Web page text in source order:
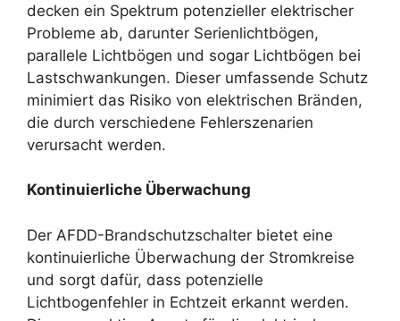
decken ein Spektrum potenzieller elektrischer
Probleme ab, darunter Serienlichtbögen,
parallele Lichtbögen und sogar Lichtbögen bei
Lastschwankungen. Dieser umfassende Schutz
minimiert das Risiko von elektrischen Bränden,
die durch verschiedene Fehlerszenarien
verursacht werden.
Kontinuierliche Überwachung
Der AFDD-Brandschutzschalter bietet eine
kontinuierliche Überwachung der Stromkreise
und sorgt dafür, dass potenzielle
Lichtbogenfehler in Echtzeit erkannt werden.